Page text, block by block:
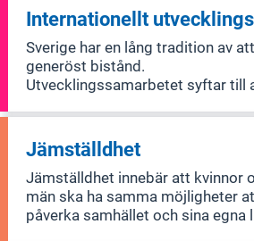
Internationellt
Sverige har en lång tradition av
generöst bistånd.
Utvecklingssamarbetet syftar till
sina liv. Det svenska biståndet
genom internationella
som FN och EU. Humanitärt
innebär
Jämställdhet
Jämställdhet innebär att kvinnor
män ska ha samma möjligheter
påverka samhället och sina egna